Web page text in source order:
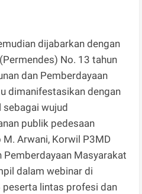
dijabarkan dengan
No. 13 tahun
dan Pemberdayaan
dimanifestasikan dengan
sebagai wujud
publik pedesaan
Arwani, Korwil P3MD
Masyarakat
dalam webinar di
lintas profesi dan